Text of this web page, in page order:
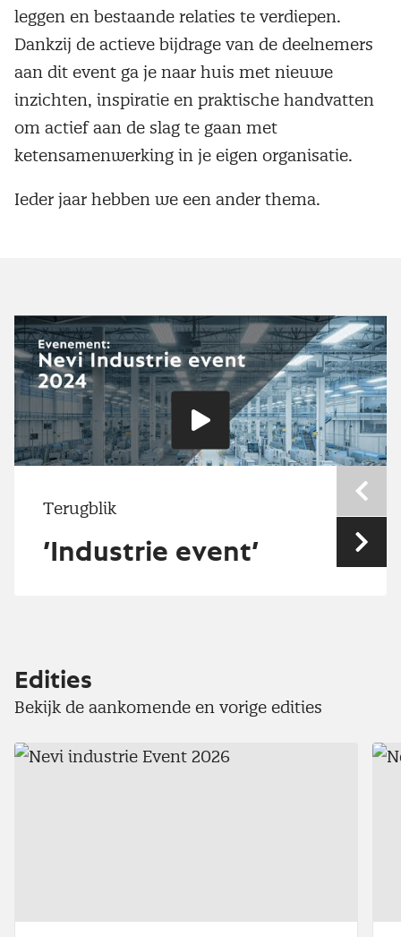
leggen en bestaande relaties te verdiepen.
Dankzij de actieve bijdrage van de deelnemers
aan dit event ga je naar huis met nieuwe
inzichten, inspiratie en praktische handvatten
om actief aan de slag te gaan met
ketensamenwerking in je eigen organisatie.
Ieder jaar hebben we een ander thema.
Speel
video
Terugblik
’Industrie event’
Edities
Bekijk de aankomende en vorige edities